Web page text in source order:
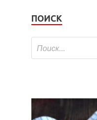
ПОИСК